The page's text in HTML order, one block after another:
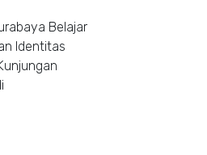
Belajar
Identitas